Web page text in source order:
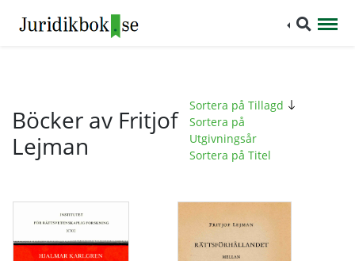
Böcker av Fritjof
Lejman
Sortera på Tillagd
Sortera på
Utgivningsår
Sortera på Titel